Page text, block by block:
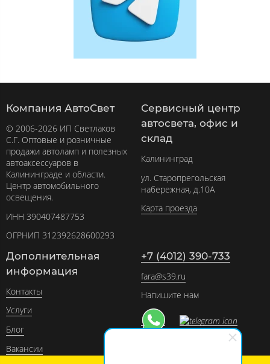
Компания АвтоСвет
© 2006-2026 ИП Светлаков
С.Г. Оптовые и розничные
продажи автоламп и полезных
автоаксессуаров в
Калининграде и области.
Центр автомобильного
освещения.
ИНН 390407487753
ОГРНИП 312392628600293
Сервисный центр
автосвета, офис и
склад
Калининград
ул. Старопрегольская
набережная, д.10А
Карта проезда
Дополнительная
информация
Контакты
Услуги
Блог
Вакансии
+7 (4012) 390-733
fara@s39.ru
Напишите нам